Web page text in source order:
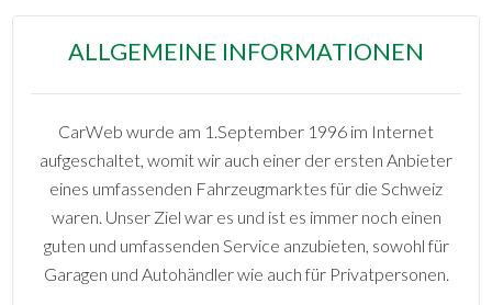
ALLGEMEINE INFORMATIONEN
CarWeb wurde am 1.September 1996 im Internet
aufgeschaltet, womit wir auch einer der ersten Anbieter
eines umfassenden Fahrzeugmarktes für die Schweiz
waren. Unser Ziel war es und ist es immer noch einen
guten und umfassenden Service anzubieten, sowohl für
Garagen und Autohändler wie auch für Privatpersonen.